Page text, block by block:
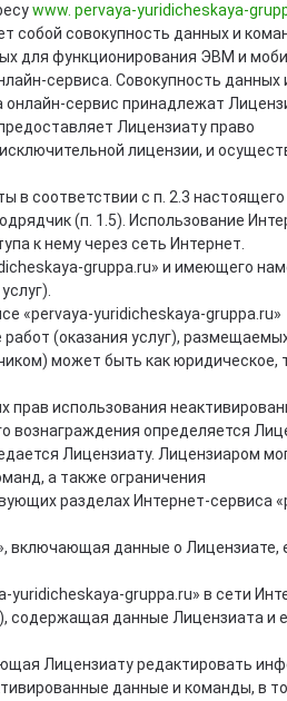
www. pervaya-yuridicheskaya-
собой совокупность данных и
для функционирования ЭВМ и
сервиса. Совокупность данных
сервис принадлежат
Лицензиату право
лицензии, и
в соответствии с п. 2.3 настоящего
(п. 1.5). Использование
к нему через сеть Интернет.
gruppa.ru» и имеющего
«pervaya-yuridicheskaya-gruppa.ru»
(оказания услуг),
может быть как юридическое,
прав использования
вознаграждения определяется
Лицензиату. Лицензиаром
а также ограничения
разделах Интернет-сервиса
включающая данные о Лицензиате,
gruppa.ru» в сети
содержащая данные Лицензиата и
Лицензиату редактировать
данные и команды, в